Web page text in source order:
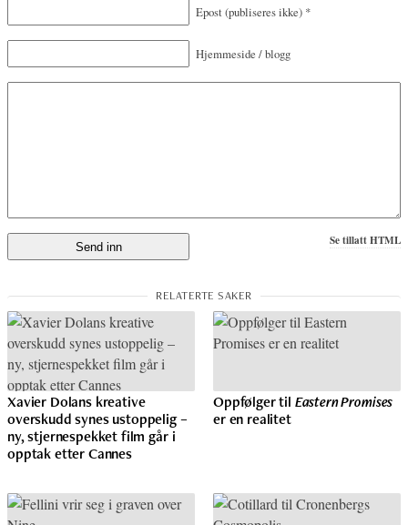
Epost(publiseres ikke) *
Hjemmeside / blogg
Se tillatt HTML
Xavier Dolans kreative
overskudd synes ustoppelig –
ny, stjernespekket film går i
opptak etter Cannes
Oppfølger til Eastern Promises
er en realitet